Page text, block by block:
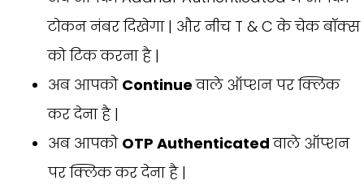
टोकन नंबर दिखेगा | और नीच T & C के चेक बॉक्स
को टिक करना है |
अब आपको Continueवाले ऑप्शन पर क्लिक
कर देना है |
अब आपको OTP Authenticatedवाले ऑप्शन
पर क्लिक कर देना है |